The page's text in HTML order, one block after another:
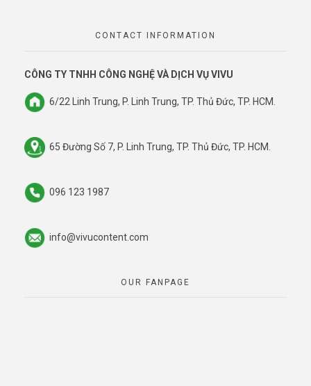
CONTACT INFORMATION
CÔNG TY TNHH CÔNG NGHỆ VÀ DỊCH VỤ VIVU
6/22 Linh Trung, P. Linh Trung, TP. Thủ Đức, TP. HCM.
65 Đường Số 7, P. Linh Trung, TP. Thủ Đức, TP. HCM.
096 123 1987
info@vivucontent.com
OUR FANPAGE